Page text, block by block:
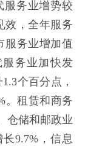
服务业增势较
效，全年服务
服务业增加值
服务业加快发
个百分点，
。租赁和商务
仓储和邮政业
9.7%，信息